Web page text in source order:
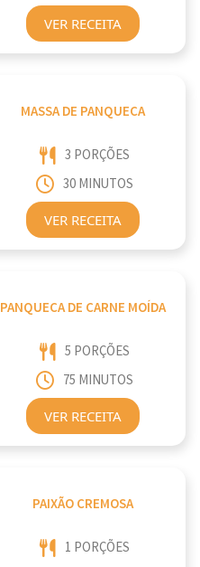
VER RECEITA
MASSA DE PANQUECA
3 PORÇÕES
30 MINUTOS
VER RECEITA
PANQUECA DE CARNE MOÍDA
5 PORÇÕES
75 MINUTOS
VER RECEITA
PAIXÃO CREMOSA
1 PORÇÕES